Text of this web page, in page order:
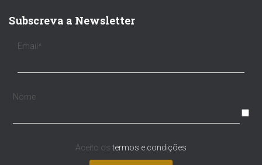
Subscreva a Newsletter
Email*
Nome
Aceito ostermos e condições